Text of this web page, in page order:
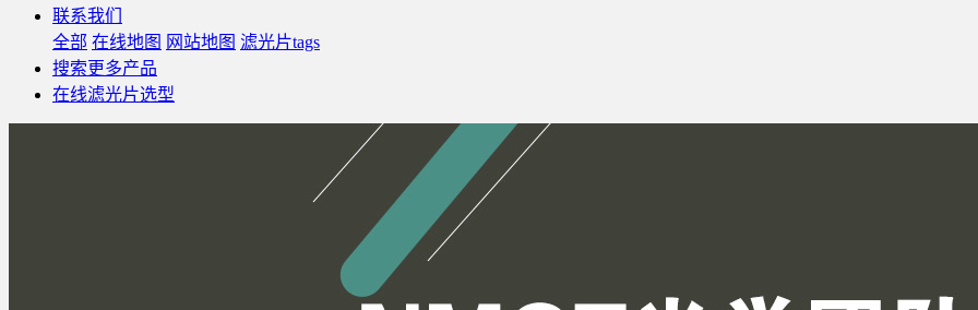
联系我们
全部 在线地图 网站地图 滤光片tags
搜索更多产品
在线滤光片选型